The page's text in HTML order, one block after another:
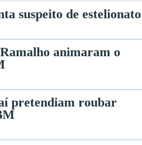
suspeito de estelionato
animaram o
pretendiam roubar